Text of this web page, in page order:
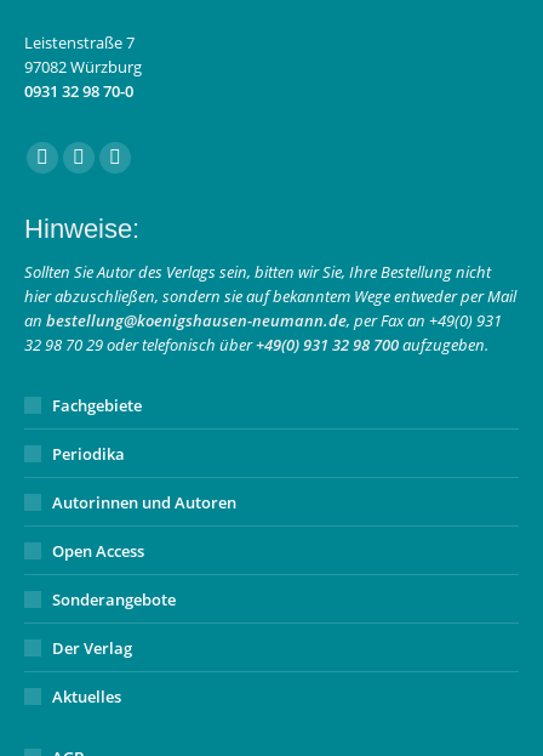
Leistenstraße 7
97082 Würzburg
0931 32 98 70-0
Finden Sie uns auf:
Facebook
opens
in
new
window
Instagram
opens
in
new
window
E-
page
opens
in
new
window
Hinweise:
Sollten Sie Autor des Verlags sein, bitten wir Sie, Ihre Bestellung nicht
hier abzuschließen, sondern sie auf bekanntem Wege entweder per Mail
an bestellung@koenigshausen-neumann.de, per Fax an +49(0) 931
32 98 70 29 oder telefonisch über+49(0) 931 32 98 700aufzugeben.
Fachgebiete
Periodika
Autorinnen und Autoren
Open Access
Sonderangebote
Der Verlag
Aktuelles